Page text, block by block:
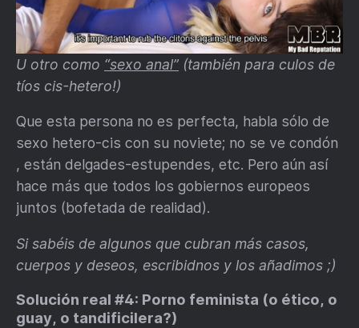
U otro como “sexo anal” (también para culos de
tíos cis-hetero!)
Que esta persona no es perfecta, habla sólo de
sexo hetero-cis con su noviete; no se ve condón
, están delgades-estupendes, etc. Pero aún así
hace más que todos los gobiernos europeos
juntos (bofetada de realidad).
Si sabéis de algunos que cubran más casos,
cuerpos y deseos, escribidnos y los añadimos ;)
Solución real #4: Porno feminista (o ético, o
guay, o tandificilera?)